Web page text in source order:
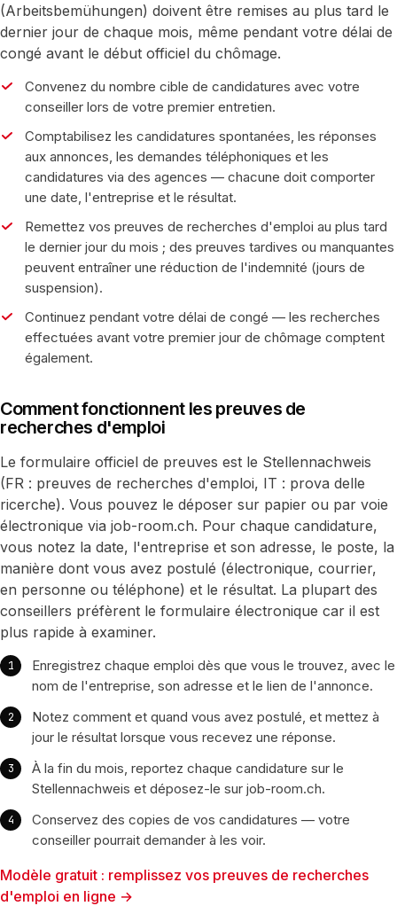
(Arbeitsbemühungen) doivent être remises au plus tard le
dernier jour de chaque mois, même pendant votre délai de
congé avant le début officiel du chômage.
Convenez du nombre cible de candidatures avec votre
conseiller lors de votre premier entretien.
Comptabilisez les candidatures spontanées, les réponses
aux annonces, les demandes téléphoniques et les
candidatures via des agences — chacune doit comporter
une date, l'entreprise et le résultat.
Remettez vos preuves de recherches d'emploi au plus tard
le dernier jour du mois ; des preuves tardives ou manquantes
peuvent entraîner une réduction de l'indemnité (jours de
suspension).
Continuez pendant votre délai de congé — les recherches
effectuées avant votre premier jour de chômage comptent
également.
Comment fonctionnent les preuves de
recherches d'emploi
Le formulaire officiel de preuves est le Stellennachweis
(FR : preuves de recherches d'emploi, IT : prova delle
ricerche). Vous pouvez le déposer sur papier ou par voie
électronique via job-room.ch. Pour chaque candidature,
vous notez la date, l'entreprise et son adresse, le poste, la
manière dont vous avez postulé (électronique, courrier,
en personne ou téléphone) et le résultat. La plupart des
conseillers préfèrent le formulaire électronique car il est
plus rapide à examiner.
Enregistrez chaque emploi dès que vous le trouvez, avec le
nom de l'entreprise, son adresse et le lien de l'annonce.
Notez comment et quand vous avez postulé, et mettez à
jour le résultat lorsque vous recevez une réponse.
À la fin du mois, reportez chaque candidature sur le
Stellennachweis et déposez-le sur job-room.ch.
Conservez des copies de vos candidatures — votre
conseiller pourrait demander à les voir.
Modèle gratuit : remplissez vos preuves de recherches
d'emploi en ligne →